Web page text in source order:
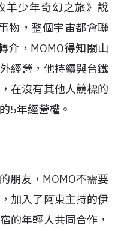
羊少年奇幻之旅》說
物，整個宇宙都會聯
介，MOMO得知關山
經營，他持續與台鐵
在沒有其他人競標的
5年經營權。
朋友，MOMO不需要
加入了阿東主持的伊
的年輕人共同合作，